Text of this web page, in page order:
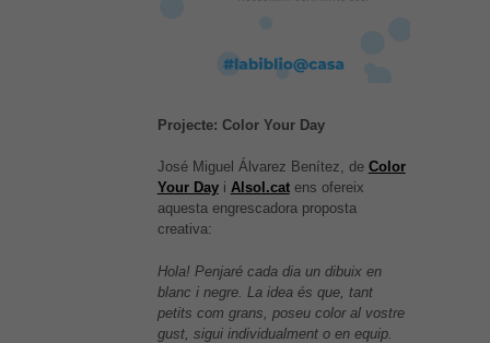
Projecte: Color Your Day
José Miguel Álvarez Benítez, de Color
Your Dayi Alsol.catens ofereix
aquesta engrescadora proposta
creativa:
Hola! Penjaré cada dia un dibuix en
blanc i negre. La idea és que, tant
petits com grans, poseu color al vostre
gust, sigui individualment o en equip.